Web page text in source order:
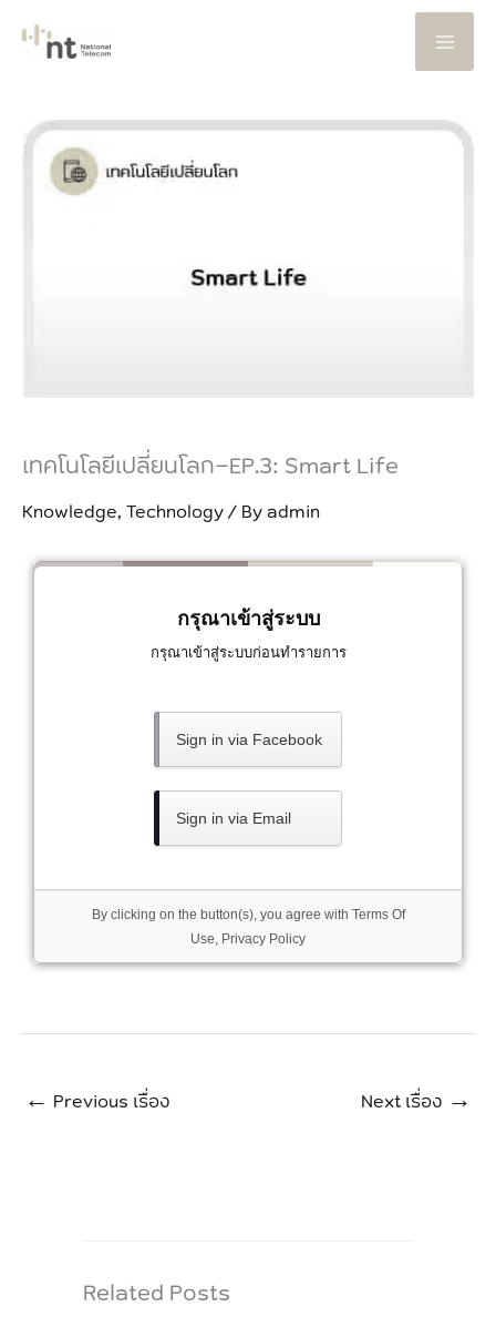
Skip
เทคโนโลยีเปลี่ยนโลก-EP.3: Smart Life
Knowledge, Technology/ Byadmin
กรุณาเข้าสู่ระบบ
กรุณาเข้าสู่ระบบก่อนทำรายการ
Sign in via Facebook
Sign in via Email
By clicking on the button(s), you agree with Terms Of
Use, Privacy Policy
← Previous เรื่อง Next เรื่อง →
Related Posts